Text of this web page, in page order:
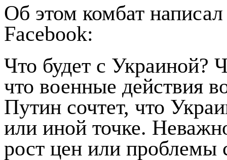
Об этом комбат
Facebook:
Что будет с Украиной?
что военные действия
Путин сочтет, что
или иной точке.
рост цен или проблемы